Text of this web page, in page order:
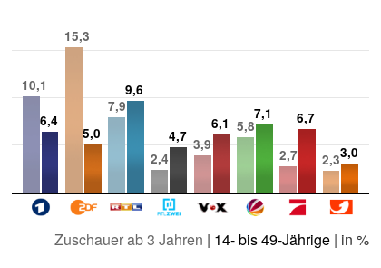
10,1
15,3
7,9
2,4
3,9
5,8
2,7
2,3
6,4
5,0
9,6
4,7
6,1
7,1 6,7
3,0
Zuschauer ab 3 Jahren | 14- bis 49-Jährige| in %